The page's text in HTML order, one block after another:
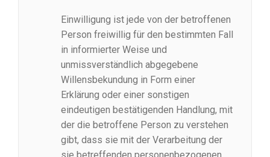
Einwilligung ist jede von der betroffenen
Person freiwillig für den bestimmten Fall
in informierter Weise und
unmissverständlich abgegebene
Willensbekundung in Form einer
Erklärung oder einer sonstigen
eindeutigen bestätigenden Handlung, mit
der die betroffene Person zu verstehen
gibt, dass sie mit der Verarbeitung der